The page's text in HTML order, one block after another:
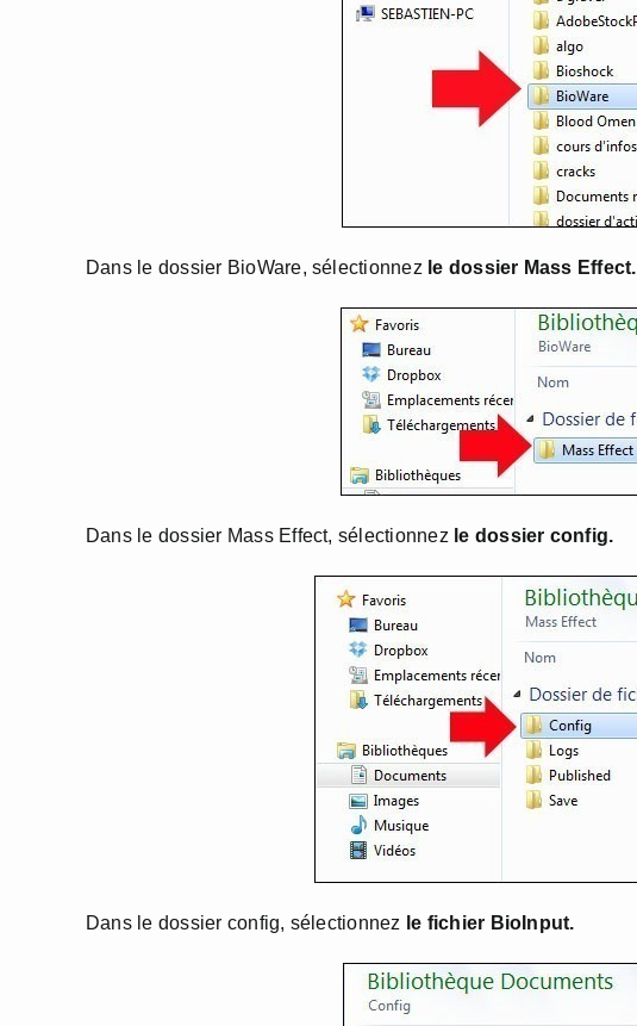
Dans le dossier BioWare, sélectionnez le dossier Mass Effect.
Dans le dossier Mass Effect, sélectionnez le dossier config.
Dans le dossier config, sélectionnez le fichier BioInput.